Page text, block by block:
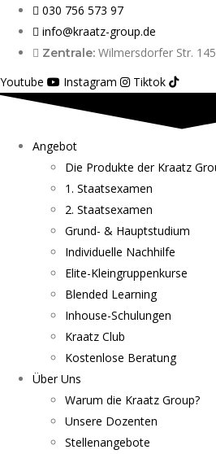
030 756 573 97
info@kraatz-group.de
Zentrale: Wilmersdorfer Str.
Youtube
Instagram Tiktok
Angebot
Die Produkte der Kraatz
1. Staatsexamen
2. Staatsexamen
Grund- & Hauptstudium
Individuelle Nachhilfe
Elite-Kleingruppenkurse
Blended Learning
Inhouse-Schulungen
Kraatz Club
Kostenlose Beratung
Über Uns
Warum die Kraatz Group?
Unsere Dozenten
Stellenangebote